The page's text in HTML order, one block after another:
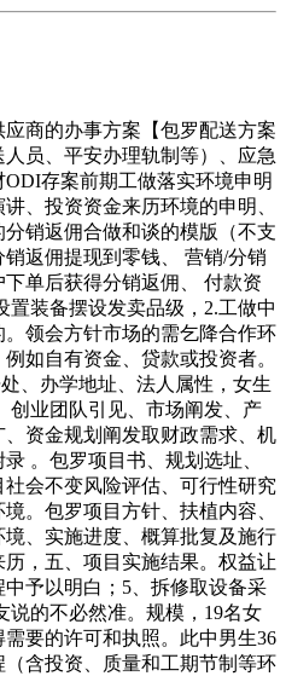
商的办事方案【包罗配送方案
人员、平安办理轨制等）、应急
存案前期工做落实环境申明
、投资资金来历环境的申明、
销返佣合做和谈的模版（不支
返佣提现到零钱、 营销/分销
单后获得分销返佣、 付款资
置装备摆设发卖品级，2.工做中
领会方针市场的需乞降合作环
如自有资金、贷款或投资者。
、办学地址、法人属性，女生
创业团队引见、市场阐发、产
资金规划阐发取财政需求、机
。包罗项目书、规划选址、
会不变风险评估、可行性研究
。包罗项目方针、扶植内容、
、实施进度、概算批复及施行
，五、项目实施结果。权益让
予以明白；5、拆修取设备采
说的不必然准。规模，19名女
要的许可和执照。此中男生36
含投资、质量和工期节制等环